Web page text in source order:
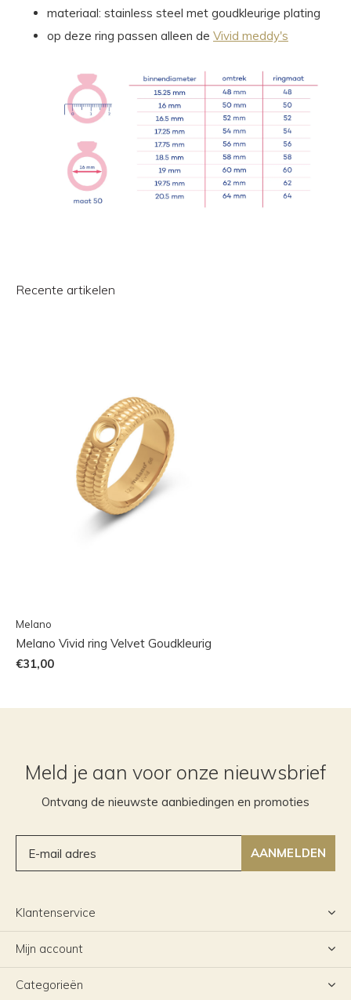
materiaal: stainless steel met goudkleurige plating
op deze ring passen alleen de Vivid meddy's
Recente artikelen
Melano
Melano Vivid ring Velvet Goudkleurig
€31,00
Meld je aan voor onze nieuwsbrief
Ontvang de nieuwste aanbiedingen en promoties
AANMELDEN
Klantenservice
Mijn account
Categorieën